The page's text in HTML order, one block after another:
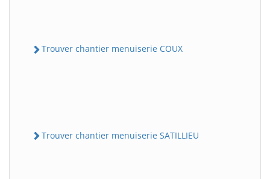
Trouver chantier menuiserie COUX
Trouver chantier menuiserie SATILLIEU